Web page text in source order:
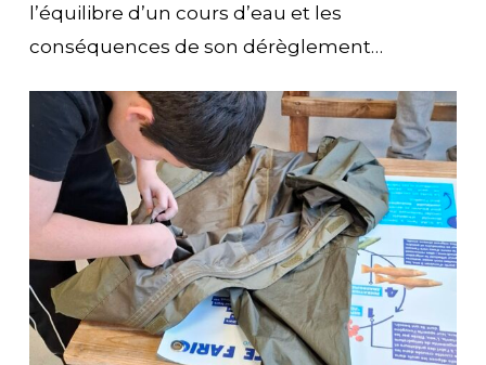
l’équilibre d’un cours d’eau et les
conséquences de son dérèglement…